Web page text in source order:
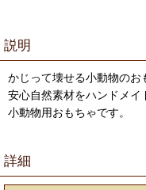
説明
かじって壊せる小動物のお
安心自然素材をハンドメイ
小動物用おもちゃです。
詳細